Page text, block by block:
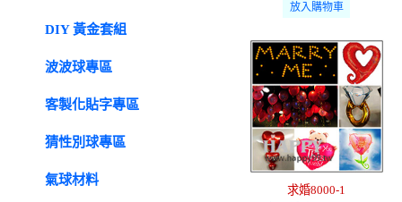
DIY 黃金套組
波波球專區
客製化貼字專區
猜性別球專區
氣球材料
求婚8000-1